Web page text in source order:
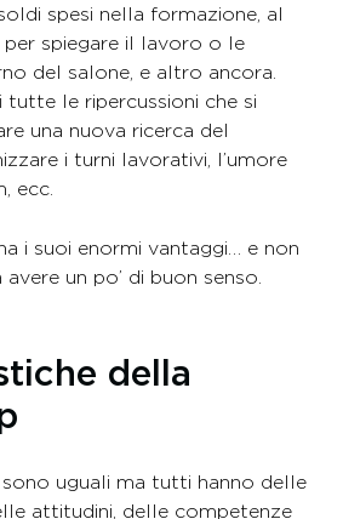
spesi nella formazione, al
spiegare il lavoro o le
del salone, e altro ancora.
tutte le ripercussioni che si
una nuova ricerca del
i turni lavorativi, l’umore
ecc.
i suoi enormi vantaggi… e non
un po’ di buon senso.
della
uguali ma tutti hanno delle
attitudini, delle competenze